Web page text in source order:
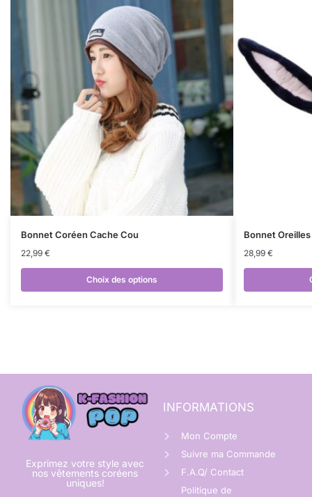
Bonnet Coréen Cache Cou
22,99 €
Choix des options
Bonnet
28,99 €
Exprimez votre style avec
nos vêtements coréens
uniques!
INFORMATIONS
Mon Compte
Suivre ma Commande
F.A.Q/ Contact
Politique de